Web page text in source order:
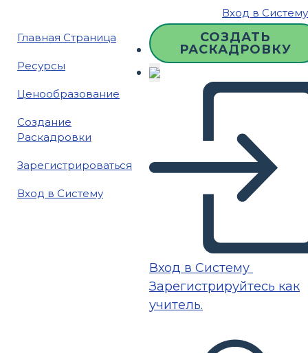
Вход в Систему
Главная Страница
Ресурсы
Ценообразование
Создание
Раскадровки
Зарегистрироваться
Вход в Систему
СОЗДАТЬ
РАСКАДРОВКУ
Вход в Систему
Зарегистрируйтесь как
учитель.